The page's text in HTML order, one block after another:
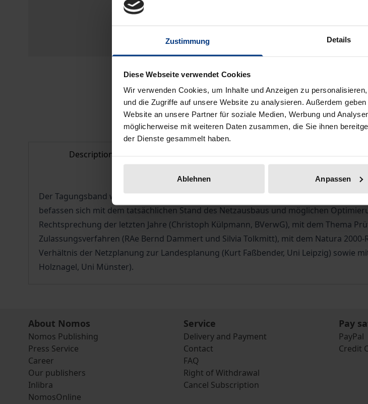
Zustimmung Details
Diese Webseite verwendet Cookies
Wir verwenden Cookies, um Inhalte und Anzeigen zu
und die Zugriffe auf unsere Website zu analysieren. Außerdem
Website an unsere Partner für soziale Medien, Werbung und
möglicherweise mit weiteren Daten zusammen, die Sie ihnen
der Dienste gesammelt haben.
Ablehnen Anpassen
Prices include VAT. Depending on the
Add to Cart Add to
Delivery cost notice
Description
Der Tagungsband widmet sich einer Analyse der aktuellen Entwicklungen und
befassen sich mit dem tatsächlichen Stand des Netzausbaus und möglichen
Rechtsprechung der letzten Jahre (Christoph Külpmann, BVerwG), mit dem Thema
Zulassungsverfahren (RAe Bernd Dammert und Silvia Tolkmitt), mit dem Natura
Verhältnis der Netzplanung zur Landesplanung (Kurt Faßbender, Uni Leipzig) sowie
Holznagel, Uni Münster).
About Nomos
Nomos Publishing
Press Service
Career
Our publishers
Inlibra
NomosOnline
Service
Delivery and Payment
Contact
FAQ
Right of Withdrawal
Cancel Subscription
Pay
PayPal
Credit